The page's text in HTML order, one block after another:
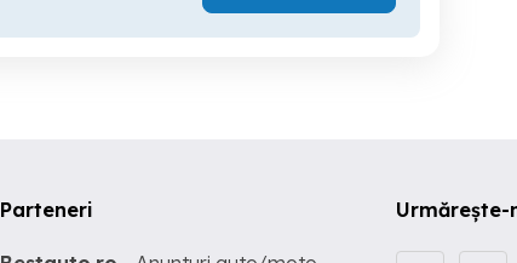
Urmărește-
Parteneri